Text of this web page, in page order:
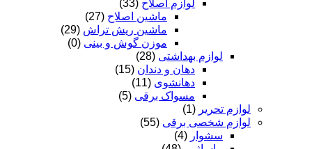
لوازم اصلاح (33)
ماشین اصلاح (27)
ماشین ریش تراش (29)
موزن گوش و بینی (0)
لوازم بهداشتی (28)
دهان و دندان (15)
دهانشوی (11)
مسواک برقی (5)
لوازم تحریر (1)
لوازم شخصی برقی (55)
سشوار (4)